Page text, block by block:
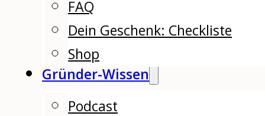
FAQ
Dein Geschenk: Checkliste
Shop
Gründer-Wissen
Podcast